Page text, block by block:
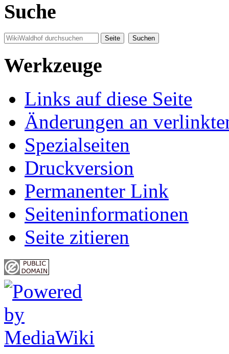
Suche
Werkzeuge
Links auf diese Seite
Änderungen an
Spezialseiten
Druckversion
Permanenter Link
Seiten­informationen
Seite zitieren